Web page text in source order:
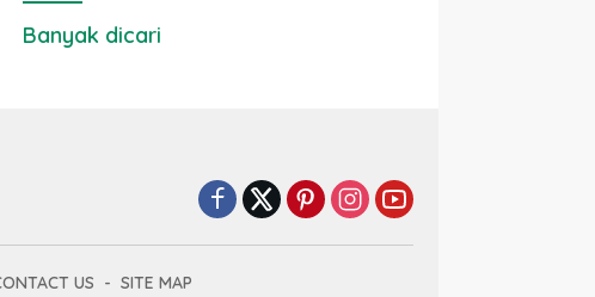
Banyak dicari
US SITE MAP